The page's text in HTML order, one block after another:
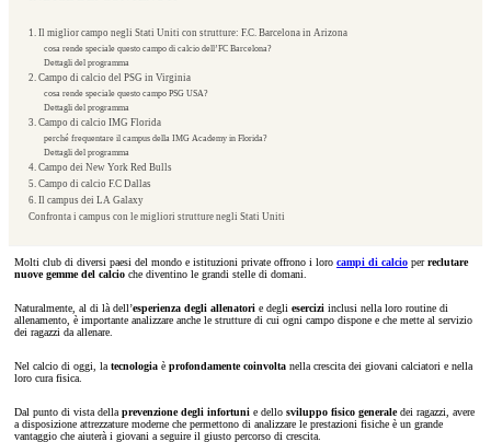
1. Il miglior campo negli Stati Uniti con strutture: F.C. Barcelona in Arizona
cosa rende speciale questo campo di calcio dell’FC Barcelona?
Dettagli del programma
2. Campo di calcio del PSG in Virginia
cosa rende speciale questo campo PSG USA?
Dettagli del programma
3. Campo di calcio IMG Florida
perché frequentare il campus della IMG Academy in Florida?
Dettagli del programma
4. Campo dei New York Red Bulls
5. Campo di calcio F.C Dallas
6. Il campus dei LA Galaxy
Confronta i campus con le migliori strutture negli Stati Uniti
Molti club di diversi paesi del mondo e istituzioni private offrono i loro campi di calcio perreclutare
nuove gemme del calcio che diventino le grandi stelle di domani.
Naturalmente, al di là dell’esperienza degli allenatori e degli esercizi inclusi nella loro routine di
allenamento, è importante analizzare anche le strutture di cui ogni campo dispone e che mette al servizio
dei ragazzi da allenare.
Nel calcio di oggi, la tecnologia è profondamente coinvolta nella crescita dei giovani calciatori e nella
loro cura fisica.
Dal punto di vista della prevenzione degli infortuni e dello sviluppo fisico generaledei ragazzi, avere
a disposizione attrezzature moderne che permettono di analizzare le prestazioni fisiche è un grande
vantaggio che aiuterà i giovani a seguire il giusto percorso di crescita.